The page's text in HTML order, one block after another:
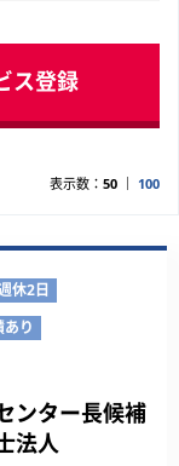
ージで求人を探
ス登録
表示数： 50 100
休2日
り
ンター長候補
法人